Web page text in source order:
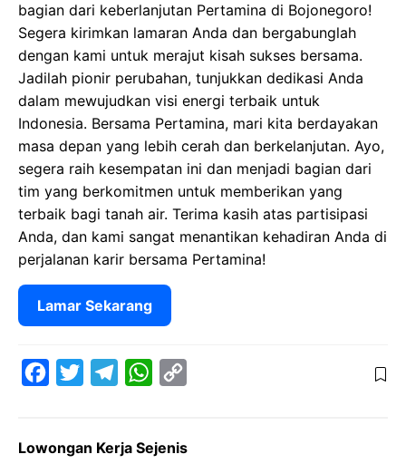
bagian dari keberlanjutan Pertamina di Bojonegoro!
Segera kirimkan lamaran Anda dan bergabunglah
dengan kami untuk merajut kisah sukses bersama.
Jadilah pionir perubahan, tunjukkan dedikasi Anda
dalam mewujudkan visi energi terbaik untuk
Indonesia. Bersama Pertamina, mari kita berdayakan
masa depan yang lebih cerah dan berkelanjutan. Ayo,
segera raih kesempatan ini dan menjadi bagian dari
tim yang berkomitmen untuk memberikan yang
terbaik bagi tanah air. Terima kasih atas partisipasi
Anda, dan kami sangat menantikan kehadiran Anda di
perjalanan karir bersama Pertamina!
Lamar Sekarang
e
t
e
W
t
y
Lowongan Kerja Sejenis